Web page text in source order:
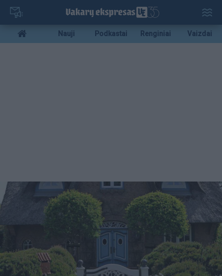
Pereiti
pagrindinį
turinį
Mobile
menu
Nauji Podkastai Renginiai Vaizdai